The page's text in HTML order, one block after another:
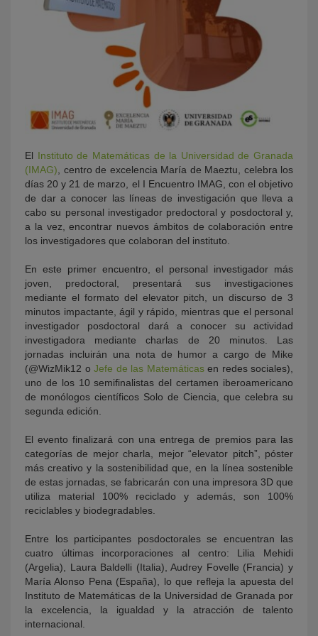
El Instituto de Matemáticas de la Universidad de Granada
(IMAG) , centro de excelencia María de Maeztu, celebra los
días 20 y 21 de marzo, el I Encuentro IMAG, con el objetivo
de dar a conocer las líneas de investigación que lleva a
cabo su personal investigador predoctoral y posdoctoral y,
a la vez, encontrar nuevos ámbitos de colaboración entre
los investigadores que colaboran del instituto.
En este primer encuentro, el personal investigador más
joven, predoctoral, presentará sus investigaciones
mediante el formato del elevator pitch, un discurso de 3
minutos impactante, ágil y rápido, mientras que el personal
investigador posdoctoral dará a conocer su actividad
investigadora mediante charlas de 20 minutos. Las
jornadas incluirán una nota de humor a cargo de Mike
(@WizMik12 o Jefe de las Matemáticasen redes sociales),
uno de los 10 semifinalistas del certamen iberoamericano
de monólogos científicos Solo de Ciencia, que celebra su
segunda edición.
El evento finalizará con una entrega de premios para las
categorías de mejor charla, mejor “elevator pitch”, póster
más creativo y la sostenibilidad que, en la línea sostenible
de estas jornadas, se fabricarán con una impresora 3D que
utiliza material 100% reciclado y además, son 100%
reciclables y biodegradables.
Entre los participantes posdoctorales se encuentran las
cuatro últimas incorporaciones al centro: Lilia Mehidi
(Argelia), Laura Baldelli (Italia), Audrey Fovelle (Francia) y
María Alonso Pena (España), lo que refleja la apuesta del
Instituto de Matemáticas de la Universidad de Granada por
la excelencia, la igualdad y la atracción de talento
internacional.